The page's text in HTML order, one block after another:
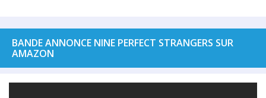
BANDE ANNONCE NINE PERFECT STRANGERS SUR
AMAZON